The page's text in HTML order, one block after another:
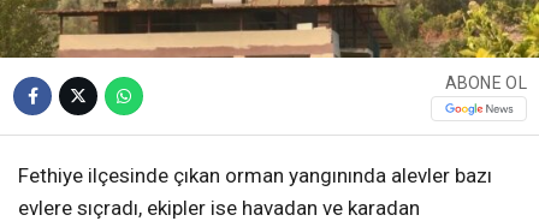
ABONE OL
Fethiye ilçesinde çıkan orman yangınında alevler bazı
evlere sıçradı, ekipler ise havadan ve karadan